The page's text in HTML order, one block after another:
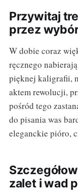
Przywitaj
przez
W dobie coraz
ręcznego
pięknej kaligrafii,
aktem rewolucji,
pośród tego
do pisania was
eleganckie pióro,
zalet i wad